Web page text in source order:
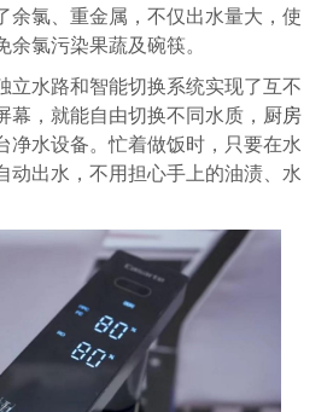
余氯、重金属，不仅出水量大，使
余氯污染果蔬及碗筷。
立水路和智能切换系统实现了互不
幕，就能自由切换不同水质， 厨房
净水设备。忙着做饭时，只要在水
动出水，不用担心手上的油渍、水